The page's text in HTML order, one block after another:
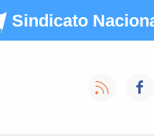
Sindicato